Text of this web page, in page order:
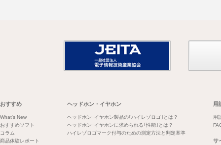
おすすめ
What's New
おすすめソフト
コラム
商品体験レポート
ヘッドホン・イヤホン
ヘッドホン･イヤホン製品の｢ハイレゾロゴ｣とは？
ヘッドホン･イヤホンに求められる｢性能｣とは？
ハイレゾロゴマーク付与のための測定方法と判定基準
用
用
サ